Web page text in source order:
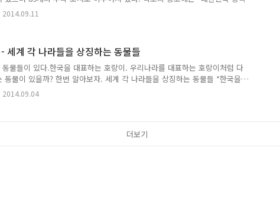
. 독도는 울릉도에서 동남쪽으로 87.4km(약 200리) 떨어져 있으며 동해안
있는데, 맑은 날에는 울릉도에서 독도를 볼 수 있다. 독도의 행정 구역은 ‘독
로, 180..
2014.09.11
세계 각 나라들을 상징하는 동물들
물들이 있다.한국을 대표하는 호랑이. 우리나라를 대표하는 호랑이처럼 다
동물이 있을까? 한번 알아보자. 세계 각 나라들을 상징하는 동물들 *한국을
entry.nhn?docId=1163530&cid=40942&categoryId=32624 대
호랑이 이다. 공식명칭은 ‘Korean Tiger’이다. 예로부터 우리나라 사람들은
2014.09.04
더보기